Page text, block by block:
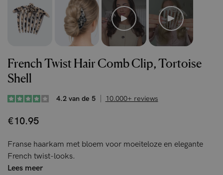
French Twist Hair Comb Clip, Tortoise
Shell
4.2 van de 5 10.000+ reviews
€10.95
Franse haarkam met bloem voor moeiteloze en elegante
French twist-looks.
Lees meer